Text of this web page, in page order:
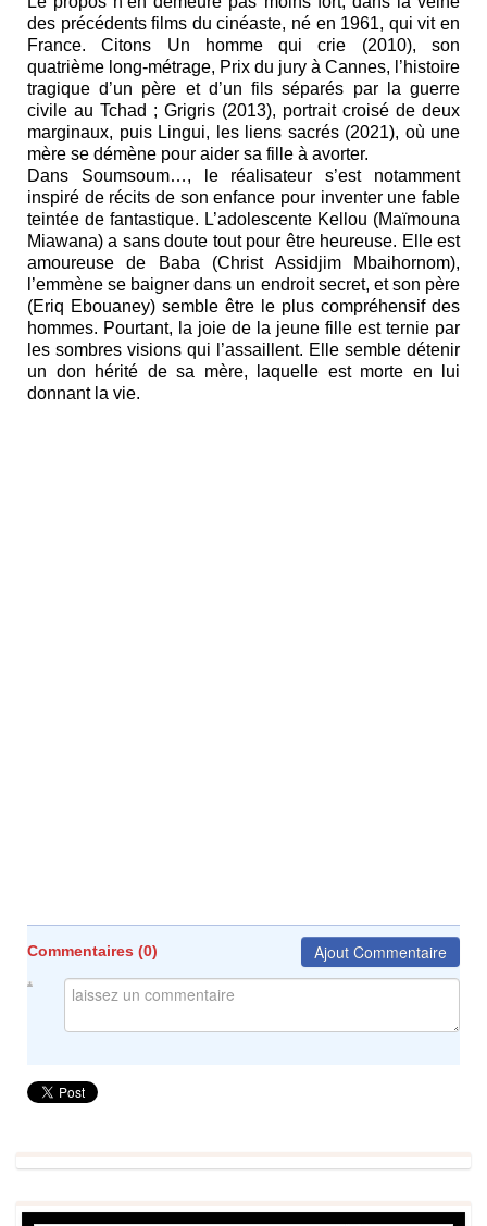
des précédents films du cinéaste, né en 1961, qui vit en
France. Citons Un homme qui crie (2010), son
quatrième long-métrage, Prix du jury à Cannes, l’histoire
tragique d’un père et d’un fils séparés par la guerre
civile au Tchad ; Grigris (2013), portrait croisé de deux
marginaux, puis Lingui, les liens sacrés (2021), où une
mère se démène pour aider sa fille à avorter.
Dans Soumsoum…, le réalisateur s’est notamment
inspiré de récits de son enfance pour inventer une fable
teintée de fantastique. L’adolescente Kellou (Maïmouna
Miawana) a sans doute tout pour être heureuse. Elle est
amoureuse de Baba (Christ Assidjim Mbaihornom),
l’emmène se baigner dans un endroit secret, et son père
(Eriq Ebouaney) semble être le plus compréhensif des
hommes. Pourtant, la joie de la jeune fille est ternie par
les sombres visions qui l’assaillent. Elle semble détenir
un don hérité de sa mère, laquelle est morte en lui
donnant la vie.
Commentaires (0) Ajout Commentaire